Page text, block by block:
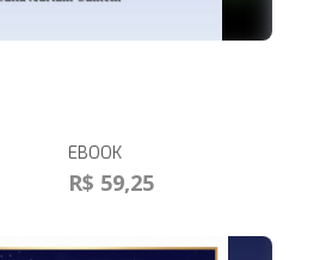
EBOOK
R$ 59,25